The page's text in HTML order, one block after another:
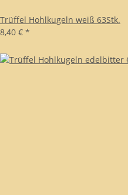
Trüffel Hohlkugeln weiß 63Stk.
8,40 € *